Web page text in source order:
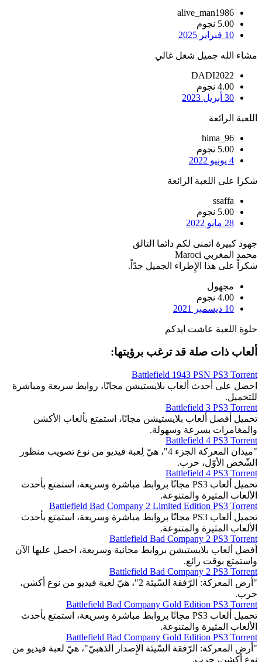
alive_man1986
5.00 نجوم
10 فبراير 2025
مشاء الله جميل شغل غالي
DADI2022
4.00 نجوم
30 أبريل 2023
اللعبة الرائعة
hima_96
5.00 نجوم
4 يونيو 2022
شكرا على اللعبة الرائعة
ssaffa
5.00 نجوم
28 مايو 2022
جهود كبيرة اتمنى لكم دائما التالق
محمد المغربي Maroci
شكراً على هذا الإِطراء الجميل جدّاً.
مجهول
4.00 نجوم
10 ديسمبر 2021
حلوة اللعبة عاشت ايدكم
ألعاب ذات صلة قد ترغب برؤيتها:
Battlefield 1943 PSN PS3 Torrent
احصل على أحدث ألعاب بلايستيشن مجانًا، روابط سريعة ومباشرة
للتحميل.
Battlefield 3 PS3 Torrent
تحميل أفضل ألعاب بلايستيشن مجانًا، استمتع بألعاب الأكشن
والمغامرات بسرعة وسهولة.
Battlefield 4 PS3 Torrent
"ميدان المعركة الجزء 4"، هيّ لِعبة فيديو من نوع تصويب منظور
الشّخص الأوّل، حرب.
Battlefield 4 PS3 Torrent
تحميل ألعاب PS3 مجانًا بروابط مباشرة وسريعة، استمتع بأحدث
الألعاب المثيرة والمتنوعة.
Battlefield Bad Company 2 Limited Edition PS3 Torrent
تحميل ألعاب PS3 مجانًا بروابط مباشرة وسريعة، استمتع بأحدث
الألعاب المثيرة والمتنوعة.
Battlefield Bad Company 2 PS3 Torrent
أفضل ألعاب بلايستيشن بروابط مجانية وسريعة، احصل عليها الآن
واستمتع بوقت رائع.
Battlefield Bad Company 2 PS3 Torrent
"أرض المعركة: الرّفقة السّيئة 2"، هيّ لعبة فيديو من نوع أكشن،
حرب.
Battlefield Bad Company Gold Edition PS3 Torrent
تحميل ألعاب PS3 مجانًا بروابط مباشرة وسريعة، استمتع بأحدث
الألعاب المثيرة والمتنوعة.
Battlefield Bad Company Gold Edition PS3 Torrent
"أرض المعركة: الرّفقة السّيئة الإِصدار الذهبيّ"، هيّ لعبة فيديو من
نوع أكشن، حرب.